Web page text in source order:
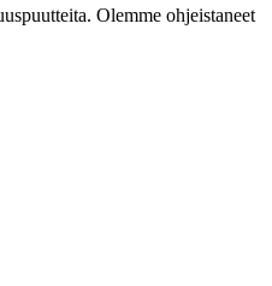
Olemme ohjeistaneet